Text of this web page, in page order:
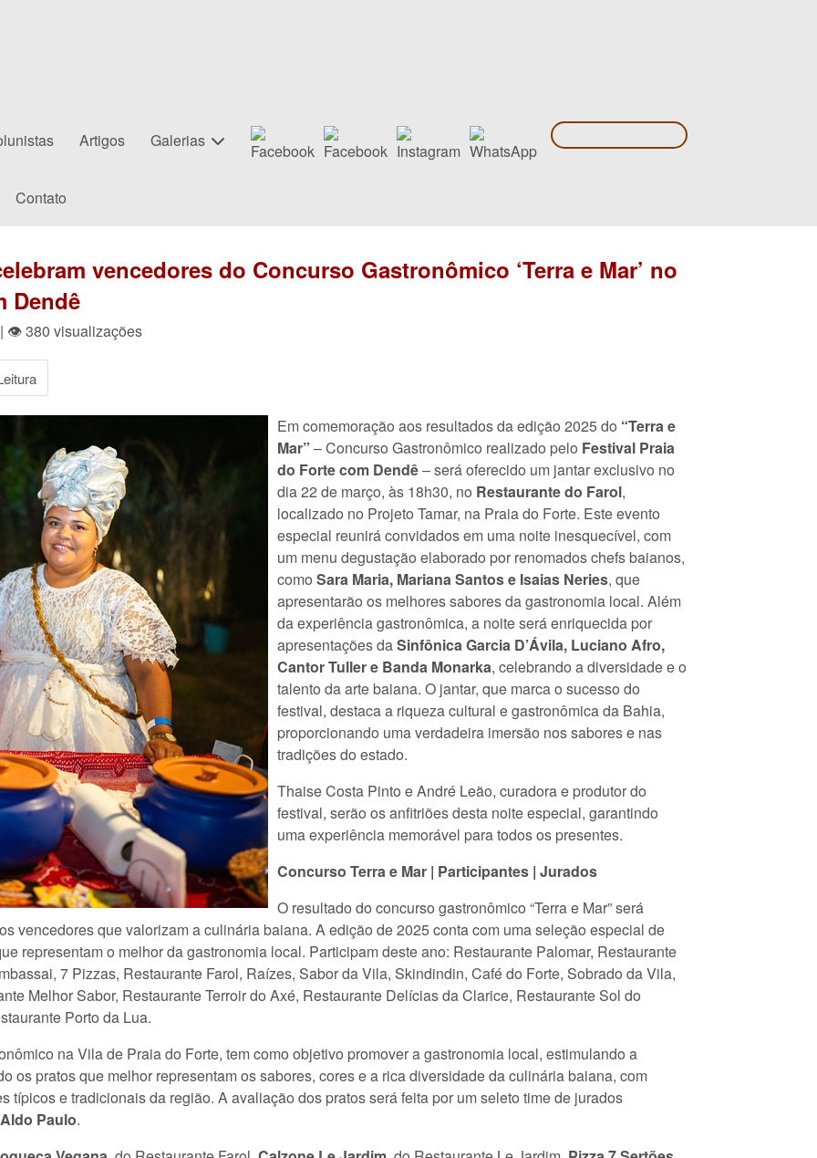
Artigos Galerias
Contato
vencedores do Concurso Gastronômico ‘Terra e Mar’ no
Dendê
| 👁 380 visualizações
Em comemoração aos resultados da edição 2025 do “Terra e
Mar” – Concurso Gastronômico realizado pelo Festival Praia
do Forte com Dendê– será oferecido um jantar exclusivo no
dia 22 de março, às 18h30, no Restaurante do Farol,
localizado no Projeto Tamar, na Praia do Forte. Este evento
especial reunirá convidados em uma noite inesquecível, com
um menu degustação elaborado por renomados chefs baianos,
como Sara Maria, Mariana Santos e Isaias Neries, que
apresentarão os melhores sabores da gastronomia local. Além
da experiência gastronômica, a noite será enriquecida por
apresentações daSinfônica Garcia D’Ávila, Luciano Afro,
Cantor Tuller e Banda Monarka, celebrando a diversidade e o
talento da arte baiana. O jantar, que marca o sucesso do
festival, destaca a riqueza cultural e gastronômica da Bahia,
proporcionando uma verdadeira imersão nos sabores e nas
tradições do estado.
Thaise Costa Pinto e André Leão, curadora e produtor do
festival, serão os anfitriões desta noite especial, garantindo
uma experiência memorável para todos os presentes.
Concurso Terra e Mar | Participantes | Jurados
O resultado do concurso gastronômico “Terra e Mar” será
vencedores que valorizam a culinária baiana. A edição de 2025 conta com uma seleção especial de
representam o melhor da gastronomia local. Participam deste ano: Restaurante Palomar, Restaurante
7 Pizzas, Restaurante Farol, Raízes, Sabor da Vila, Skindindin, Café do Forte, Sobrado da Vila,
Melhor Sabor, Restaurante Terroir do Axé, Restaurante Delícias da Clarice, Restaurante Sol do
Porto da Lua.
na Vila de Praia do Forte, tem como objetivo promover a gastronomia local, estimulando a
os pratos que melhor representam os sabores, cores e a rica diversidade da culinária baiana, com
típicos e tradicionais da região. A avaliação dos pratos será feita por um seleto time de jurados
Paulo.